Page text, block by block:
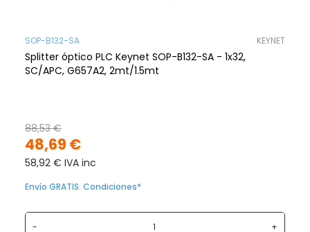
SOP-B132-SA KEYNET
Splitter óptico PLC Keynet SOP-B132-SA - 1x32,
SC/APC, G657A2, 2mt/1.5mt
48,69 €
88,53 €
58,92 € IVA inc
Envío GRATIS. Condiciones*
- +